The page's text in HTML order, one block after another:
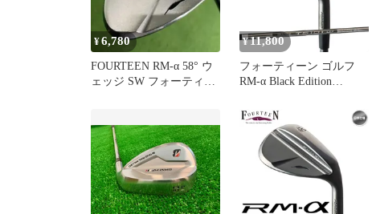
¥6,780
FOURTEEN RM-α 58° ウ
ェッジ SW フォーティー
¥11,800
フォーティーン ゴルフ
RM-α Black Edition
ッケルクロムメッキ・ガ
ンブラック仕上げ ウェッ
ジ シャフト FOURTEEN